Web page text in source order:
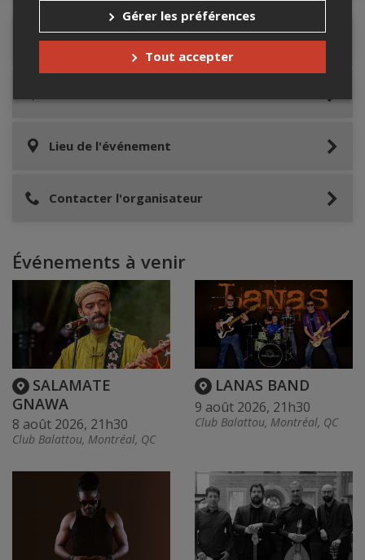
Détails de l'événement
Lieu de l'événement
Contacter l'organisateur
Événements à venir
SALAMATE
GNAWA
8 août 2026, 21h30
Club Balattou, Montréal, QC
LANAS BAND
9 août 2026, 21h30
Club Balattou, Montréal, QC
Gérer les préférences
Tout accepter